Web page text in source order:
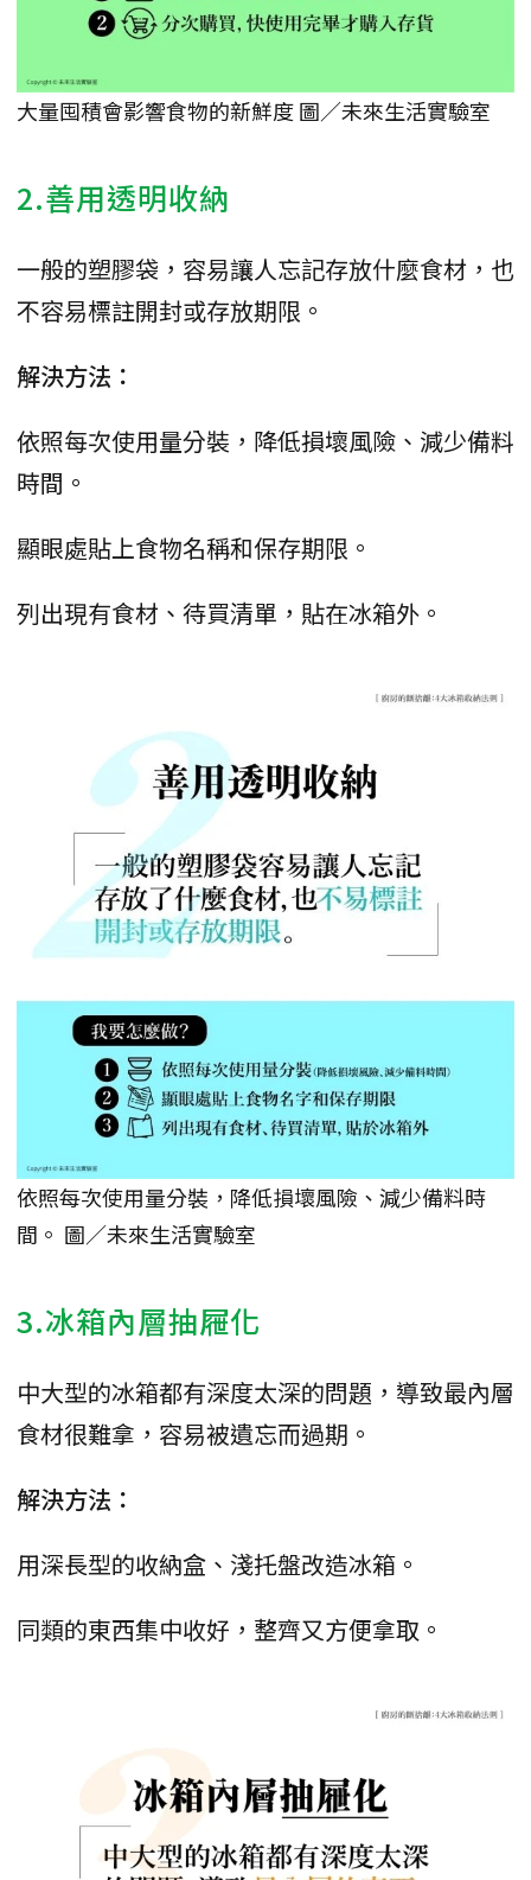
大量囤積會影響食物的新鮮度 圖／未來生活實驗室
2.善用透明收納
一般的塑膠袋，容易讓人忘記存放什麼食材，也
不容易標註開封或存放期限。
解決方法：
依照每次使用量分裝，降低損壞風險、減少備料
時間。
顯眼處貼上食物名稱和保存期限。
列出現有食材、待買清單，貼在冰箱外。
依照每次使用量分裝，降低損壞風險、減少備料時
間。 圖／未來生活實驗室
3.冰箱內層抽屜化
中大型的冰箱都有深度太深的問題，導致最內層
食材很難拿，容易被遺忘而過期。
解決方法：
用深長型的收納盒、淺托盤改造冰箱。
同類的東西集中收好，整齊又方便拿取。